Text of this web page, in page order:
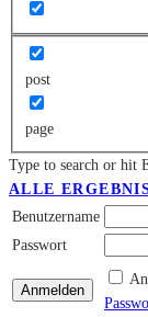
post
page
Type to search or hit
ALLE
Benutzername
Passwort